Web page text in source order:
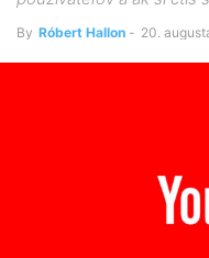
By Róbert Hallon - 20.